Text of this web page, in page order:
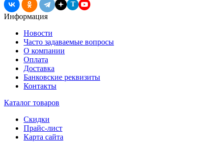
T
Информация
Новости
Часто задаваемые вопросы
О компании
Оплата
Доставка
Банковские реквизиты
Контакты
Каталог товаров
Скидки
Прайс-лист
Карта сайта